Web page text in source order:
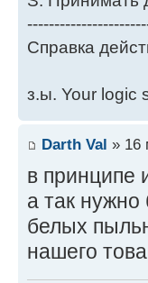
Справка
з.ы. Your logic
Darth Val » 16
в принципе
а так
белых
нашего